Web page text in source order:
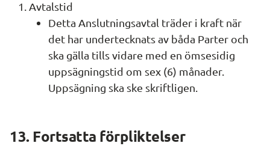
Avtalstid
Detta Anslutningsavtal träder i kraft när
det har undertecknats av båda Parter och
ska gälla tills vidare med en ömsesidig
uppsägningstid om sex (6) månader.
Uppsägning ska ske skriftligen.
13. Fortsatta förpliktelser